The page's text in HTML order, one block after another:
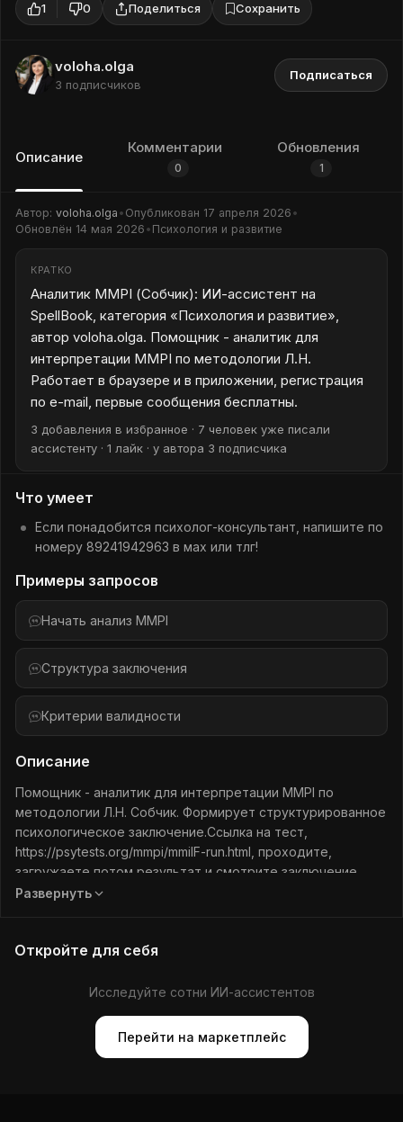
1 0 Поделиться Сохранить
voloha.olga
3 подписчиков
Подписаться
Описание
Комментарии
0
Обновления
1
Автор: voloha.olga • Опубликован 17 апреля 2026 •
Обновлён 14 мая 2026 • Психология и развитие
КРАТКО
Аналитик MMPI (Собчик): ИИ-ассистент на
SpellBook, категория «Психология и развитие»,
автор voloha.olga. Помощник - аналитик для
интерпретации MMPI по методологии Л.Н.
Работает в браузере и в приложении, регистрация
по e-mail, первые сообщения бесплатны.
3 добавления в избранное · 7 человек уже писали
ассистенту · 1 лайк · у автора 3 подписчика
Что умеет
Если понадобится психолог-консультант, напишите по
номеру 89241942963 в мах или тлг!
Примеры запросов
Начать анализ MMPI
Структура заключения
Критерии валидности
Описание
Помощник - аналитик для интерпретации MMPI по
методологии Л.Н. Собчик. Формирует структурированное
психологическое заключение.Ссылка на тест,
https://psytests.org/mmpi/mmilF-run.html, проходите,
загружаете потом результат и смотрите заключение.
Цель указывать для профотбора или психологического
Развернуть
Откройте для себя
Исследуйте сотни ИИ-ассистентов
Перейти на маркетплейс